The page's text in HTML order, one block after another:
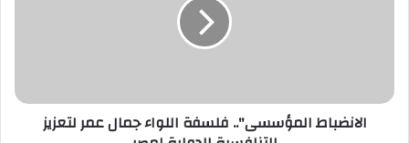
ر
الانضباط المؤسسى".. فلسفة اللواء جمال عمر لتعزيز